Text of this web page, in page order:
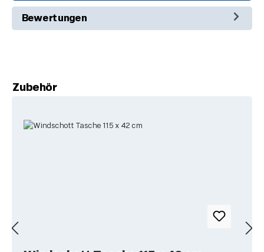
Bewertungen
Produktgalerie überspringen
Zubehör